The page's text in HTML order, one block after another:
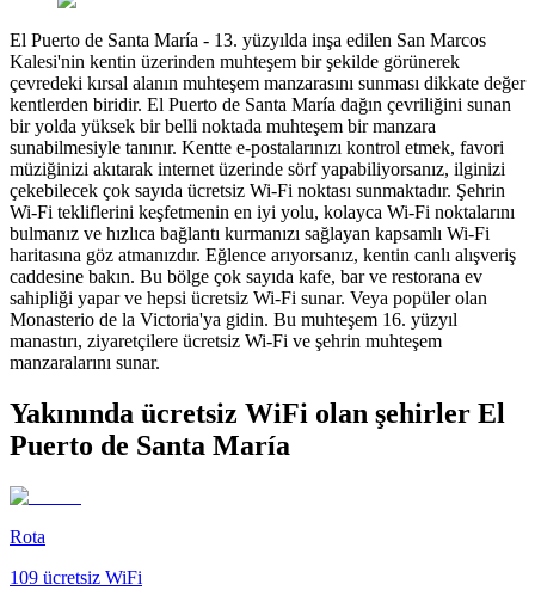
El Puerto de Santa María - 13. yüzyılda inşa edilen San Marcos
Kalesi'nin kentin üzerinden muhteşem bir şekilde görünerek
çevredeki kırsal alanın muhteşem manzarasını sunması dikkate değer
kentlerden biridir. El Puerto de Santa María dağın çevriliğini sunan
bir yolda yüksek bir belli noktada muhteşem bir manzara
sunabilmesiyle tanınır. Kentte e-postalarınızı kontrol etmek, favori
müziğinizi akıtarak internet üzerinde sörf yapabiliyorsanız, ilginizi
çekebilecek çok sayıda ücretsiz Wi-Fi noktası sunmaktadır. Şehrin
Wi-Fi tekliflerini keşfetmenin en iyi yolu, kolayca Wi-Fi noktalarını
bulmanız ve hızlıca bağlantı kurmanızı sağlayan kapsamlı Wi-Fi
haritasına göz atmanızdır. Eğlence arıyorsanız, kentin canlı alışveriş
caddesine bakın. Bu bölge çok sayıda kafe, bar ve restorana ev
sahipliği yapar ve hepsi ücretsiz Wi-Fi sunar. Veya popüler olan
Monasterio de la Victoria'ya gidin. Bu muhteşem 16. yüzyıl
manastırı, ziyaretçilere ücretsiz Wi-Fi ve şehrin muhteşem
manzaralarını sunar.
Yakınında ücretsiz WiFi olan şehirler El
Puerto de Santa María
Rota
109 ücretsiz WiFi